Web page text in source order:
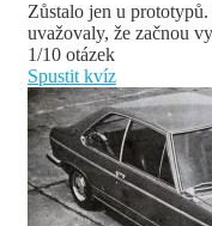
Zůstalo jen u
uvažovaly, že začnou
1/10 otázek
Spustit kvíz